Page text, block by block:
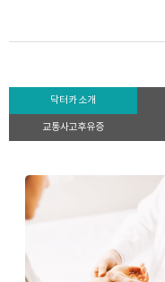
닥터카 소개
교통사고후유증